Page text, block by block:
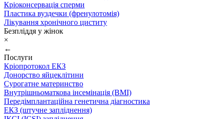
Кріоконсервація сперми
Пластика вуздечки (френулотомія)
Лікування хронічного циститу
Безпліддя у жінок
×
←
Послуги
Кріопротокол ЕКЗ
Донорство яйцеклітини
Сурогатне материнство
Внутрішньоматкова інсемінація (ВМІ)
Передімплантаційна генетична діагностика
ЕКЗ (штучне запліднення)